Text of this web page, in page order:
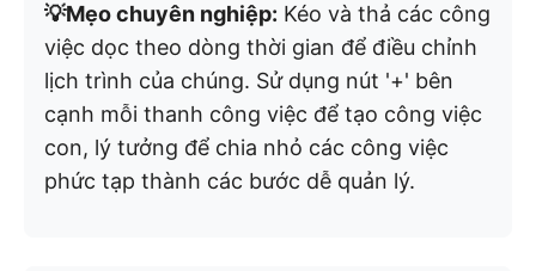
💡Mẹo chuyên nghiệp: Kéo và thả các công
việc dọc theo dòng thời gian để điều chỉnh
lịch trình của chúng. Sử dụng nút '+' bên
cạnh mỗi thanh công việc để tạo công việc
con, lý tưởng để chia nhỏ các công việc
phức tạp thành các bước dễ quản lý.